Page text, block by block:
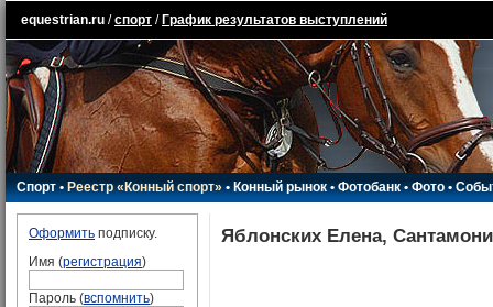
equestrian.ru /спорт / График результатов выступлений
Спорт•Реестр «Конный спорт»•Конный рынок•Фотобанк •Фото•
Оформить подписку.
Имя (регистрация)
Пароль (вспомнить)
Яблонских Елена,